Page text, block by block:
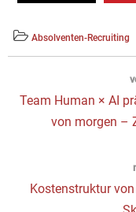
Absolventen-Recruiting
Vorheriger
Beitrag:
Team Human × AI
von morgen –
Next
Kostenstruktur